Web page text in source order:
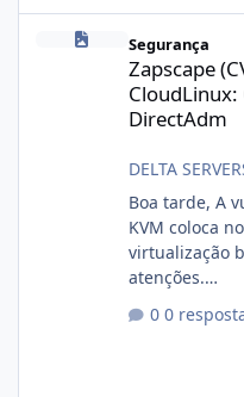
Segurança
Zapscape
CloudLinux:
DirectAdm
DELTA
Boa tarde, A
KVM coloca
virtualização
atenções.
xjx23zz5f Criamos uma breve explicação:
0